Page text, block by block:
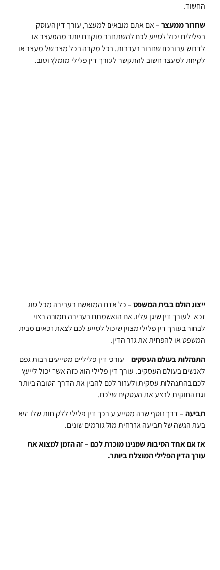
החשוד.
שחרור ממעצר– אם אתם מובאים למעצר, עורך דין העוסק
בפלילים יכול לסייע לכם להשתחרר מוקדם יותר מהמעצר או
לדרוש עבורכם שחרור בערבות. בכל מקרה בכל מצב של מעצר או
לקיחת למעצר חשוב להתקשר לעורך דין פלילי מומלץ וטוב.
ייצוג הולם בבית המשפט– כל אדם המואשם בעבירה מכל סוג
זכאי לעורך דין שיגן עליו. אם הואשמתם בעבירה חמורה רצוי
לבחור בעורך דין פלילי מצוין שיכול לסייע לכם לצאת זכאים מבית
המשפט או להפחית את גזר הדין.
התנהלות בעולם העסקים– עורכי דין פליליים מסייעים רבות גפם
לאנשים בעולם העסקים. עורך דין פלילי הוא כזה אשר יכול לייעץ
לכם בהתנהלות עסקית ולעזור לכם להבין את הדרך הטובה ביותר
וגם החוקית לבצע את העסקים שלכם.
תביעה– דרך נוסף שבה מסייע עורכך דין פלילי ללקוחות שלו היא
בעת הגשה של תביעה אזרחית מול גורמים שונים.
אז אם אחד הסיבות שמנינו מוכרת לכם – זה הזמן למצוא את
עורך הדין הפלילי המוצלח ביותר.